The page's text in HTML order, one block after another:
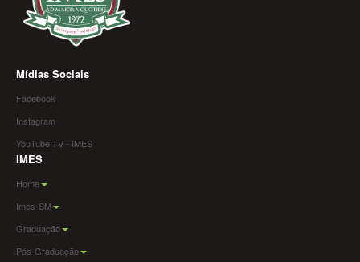
Mídias Sociais
Facebook
Instagram
YouTube TV - IMES
IMES
Home
Imes-SM
Graduação
Pós-Graduação